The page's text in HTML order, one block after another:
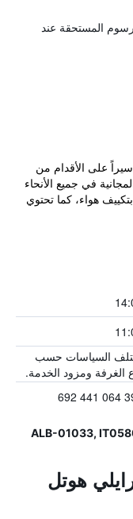
المستحقة عند
بُعد 5 دقائق فقط سيراً على الأقدام من
في جميع الأنحاء
هواء، كما تحتوي
السياسات حسب
الغرفة ومزود الخدمة.
هوتل